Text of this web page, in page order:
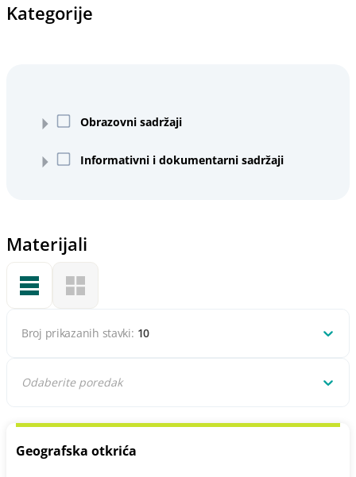
Kategorije
Obrazovni sadržaji
Informativni i dokumentarni sadržaji
Materijali
Broj prikazanih stavki: 10
Odaberite poredak
Geografska otkrića